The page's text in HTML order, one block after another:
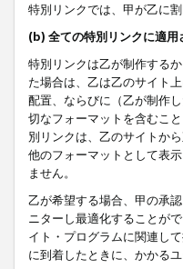
特別リンクでは、甲が乙に
(b) 全ての特別リンクに適用
特別リンクは乙が制作する
た場合は、乙は乙のサイト
配置、ならびに（乙が制作
切なフォーマットを含むこ
別リンクは、乙のサイトか
他のフォーマットとして表
ません。
乙が希望する場合、甲の承
ニターし最適化することが
イト・プログラムに関連し
に到着したときに、かかる